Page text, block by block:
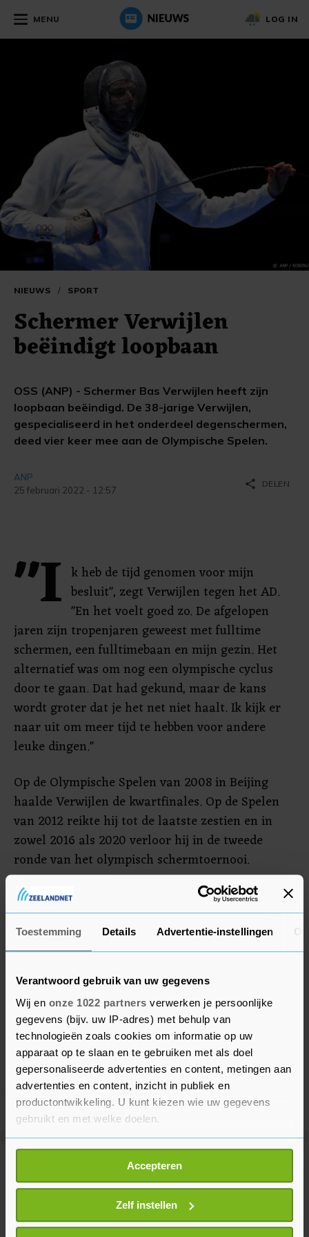
Toestemming Details Advertentie-instellingen
Verantwoord gebruik van uw gegevens
Wij en onze 1022 partners verwerken je persoonlijke
gegevens (bijv. uw IP-adres) met behulp van
technologieën zoals cookies om informatie op uw
apparaat op te slaan en te gebruiken met als doel
gepersonaliseerde advertenties en content, metingen aan
advertenties en content, inzicht in publiek en
productontwikkeling. U kunt kiezen wie uw gegevens
gebruikt en met welke doelen.
Als u het toestaat, willen we ook graag:
Informatie verzamelen over uw geografische
locatie, die tot een paar meter nauwkeurig kan zijn
Uw apparaat identificeren door het actief te
scannen op specifieke eigenschappen (fingerprinting)
Accepteren
Zelf instellen
MENU LOG IN
NIEUWS / SPORT
Schermer Verwijlen
beëindigt loopbaan
OSS (ANP) - Schermer Bas Verwijlen heeft zijn
loopbaan beëindigd. De 38-jarige Verwijlen,
gespecialiseerd in het onderdeel degenschermen,
deed vier keer mee aan de Olympische Spelen.
ANP
25 februari 2022 - 12:57
share DELEN
"I k heb de tijd genomen voor mijn
besluit", zegt Verwijlen tegen het AD.
"En het voelt goed zo. De afgelopen
jaren zijn tropenjaren geweest met fulltime
schermen, een fulltimebaan en mijn gezin. Het
alternatief was om nog een olympische cyclus
door te gaan. Dat had gekund, maar de kans
wordt groter dat je het net niet haalt. Ik kijk er
naar uit om meer tijd te hebben voor andere
leuke dingen."
Op de Olympische Spelen van 2008 in Beijing
haalde Verwijlen de kwartfinales. Op de Spelen
van 2012 reikte hij tot de laatste zestien en in
zowel 2016 als 2020 verloor hij in de tweede
ronde van het olympisch schermtoernooi.
Tennisser Van de Zandschulp wint
na stunt weer in Montréal